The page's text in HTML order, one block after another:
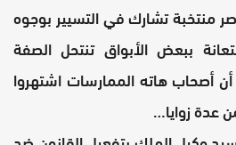
منتخبة تشارك في التسيير بوجوه
ببعض الأبواق تنتحل الصفة
أصحاب هاته الممارسات اشتهروا
عدة زوايا…